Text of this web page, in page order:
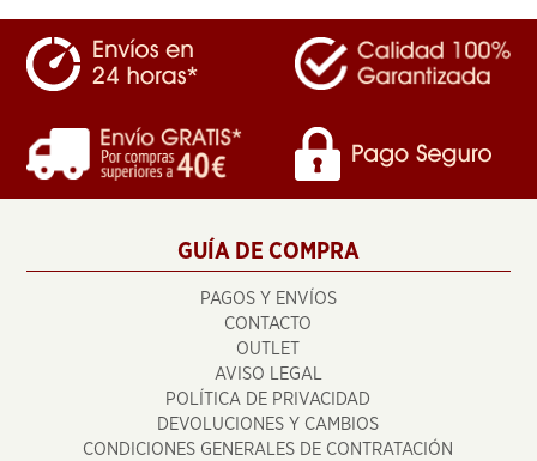
GUÍA DE COMPRA
PAGOS Y ENVÍOS
CONTACTO
OUTLET
AVISO LEGAL
POLÍTICA DE PRIVACIDAD
DEVOLUCIONES Y CAMBIOS
CONDICIONES GENERALES DE CONTRATACIÓN